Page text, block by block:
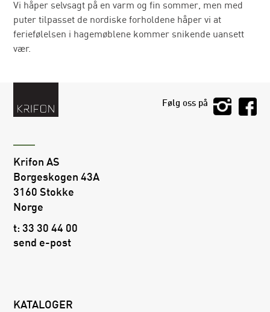
Vi håper selvsagt på en varm og fin sommer, men med
puter tilpasset de nordiske forholdene håper vi at
feriefølelsen i hagemøblene kommer snikende uansett
vær.
Følg oss på
Krifon AS
Borgeskogen 43A
3160 Stokke
Norge
t:33 30 44 00
send e-post
KATALOGER